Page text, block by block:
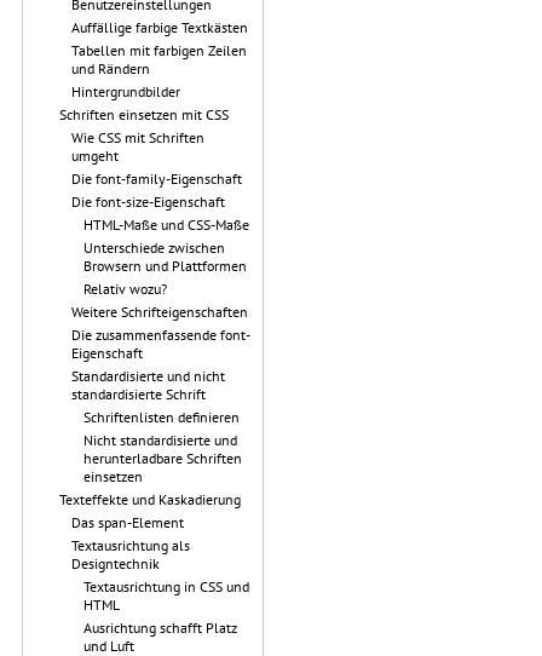
Benutzereinstellungen
Auffällige farbige Textkästen
Tabellen mit farbigen Zeilen
und Rändern
Hintergrundbilder
Schriften einsetzen mit CSS
Wie CSS mit Schriften
umgeht
Die font-family-Eigenschaft
Die font-size-Eigenschaft
HTML-Maße und CSS-Maße
Unterschiede zwischen
Browsern und Plattformen
Relativ wozu?
Weitere Schrifteigenschaften
Die zusammenfassende font-
Eigenschaft
Standardisierte und nicht
standardisierte Schrift
Schriftenlisten definieren
Nicht standardisierte und
herunterladbare Schriften
einsetzen
Texteffekte und Kaskadierung
Das span-Element
Textausrichtung als
Designtechnik
Textausrichtung in CSS und
HTML
Ausrichtung schafft Platz
und Luft